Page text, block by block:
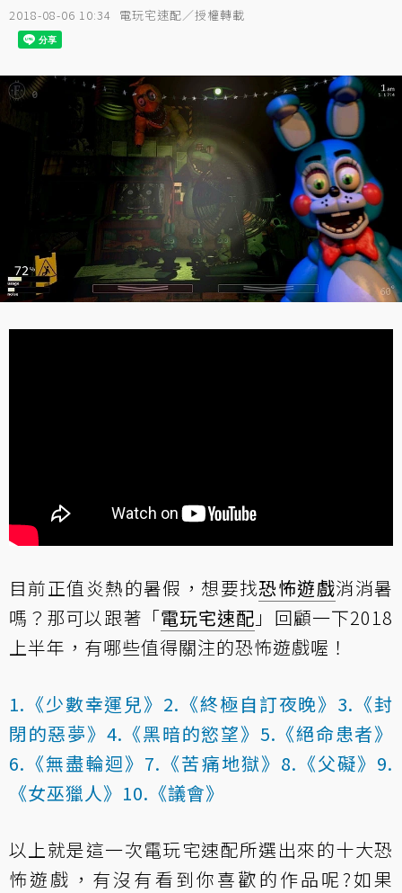
2018-08-06 10:34 電玩宅速配／授權轉載
目前正值炎熱的暑假，想要找恐怖遊戲消消暑
嗎？那可以跟著「電玩宅速配 」回顧一下2018
上半年，有哪些值得關注的恐怖遊戲喔！
1.《少數幸運兒》 2.《終極自訂夜晚》 3.《封
閉的惡夢》 4.《黑暗的慾望》 5.《絕命患者》
6.《無盡輪迴》 7.《苦痛地獄》 8.《父礙》 9.
《女巫獵人》 10.《議會》
以上就是這一次電玩宅速配所選出來的十大恐
怖遊戲，有沒有看到你喜歡的作品呢?如果